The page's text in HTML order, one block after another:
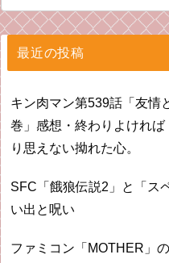
最近の投稿
キン肉マン第539話「友情
巻」感想・終わりよければ
り思えない拗れた心。
SFC「餓狼伝説2」と「ス
い出と呪い
ファミコン「MOTHER」